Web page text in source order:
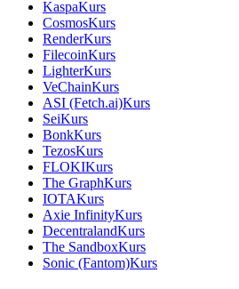
KaspaKurs
CosmosKurs
RenderKurs
FilecoinKurs
LighterKurs
VeChainKurs
ASI (Fetch.ai)Kurs
SeiKurs
BonkKurs
TezosKurs
FLOKIKurs
The GraphKurs
IOTAKurs
Axie InfinityKurs
DecentralandKurs
The SandboxKurs
Sonic (Fantom)Kurs